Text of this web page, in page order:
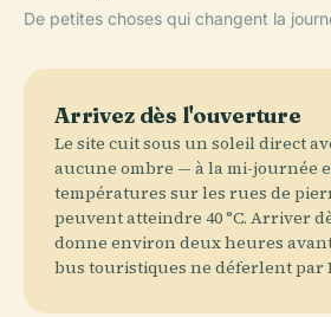
De petites choses qui changent la
Arrivez dès l'ouverture
Le site cuit sous un soleil direct
aucune ombre — à la mi-journée
températures sur les rues de
peuvent atteindre 40 °C. Arriver
donne environ deux heures
bus touristiques ne déferlent par